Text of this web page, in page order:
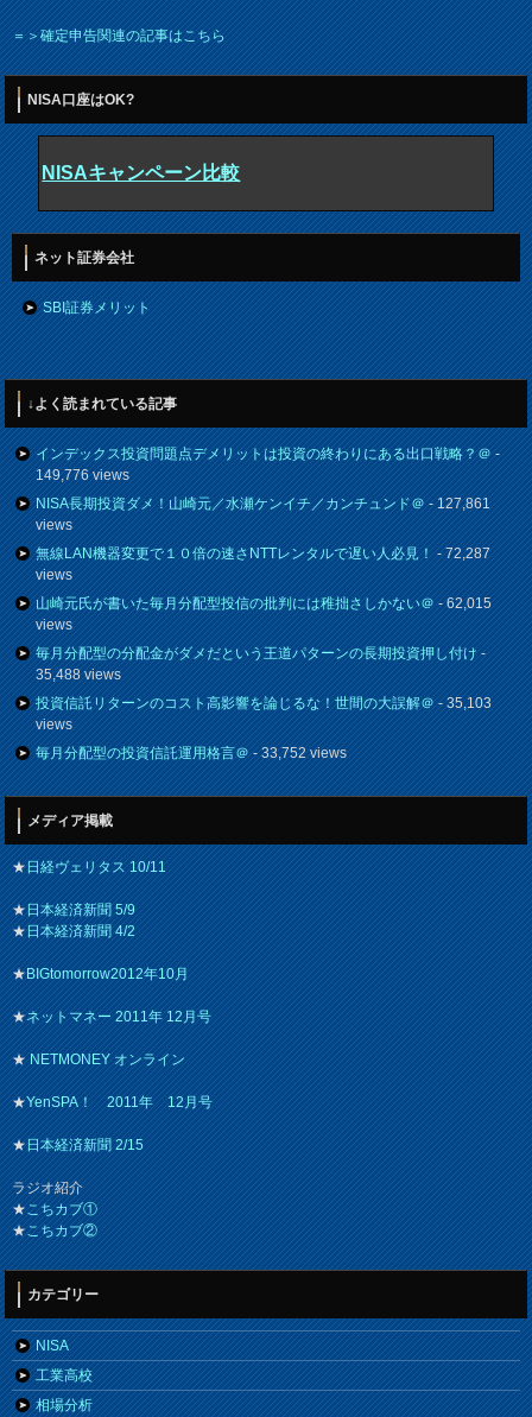
＝＞確定申告関連の記事はこちら
NISA口座はOK?
NISAキャンペーン比較
ネット証券会社
SBI証券メリット
↓よく読まれている記事
インデックス投資問題点デメリットは投資の終わりにある出口戦略？＠-
149,776 views
NISA長期投資ダメ！山崎元／水瀬ケンイチ／カンチュンド＠- 127,861
views
無線LAN機器変更で１０倍の速さNTTレンタルで遅い人必見！- 72,287
views
山崎元氏が書いた毎月分配型投信の批判には稚拙さしかない＠- 62,015
views
毎月分配型の分配金がダメだという王道パターンの長期投資押し付け-
35,488 views
投資信託リターンのコスト高影響を論じるな！世間の大誤解＠- 35,103
views
毎月分配型の投資信託運用格言＠- 33,752 views
メディア掲載
★日経ヴェリタス 10/11
★日本経済新聞 5/9
★日本経済新聞 4/2
★BIGtomorrow2012年10月
★ネットマネー 2011年 12月号
★NETMONEY オンライン
★YenSPA！ 2011年 12月号
★日本経済新聞 2/15
ラジオ紹介
★こちカブ①
★こちカブ②
カテゴリー
NISA
工業高校
相場分析